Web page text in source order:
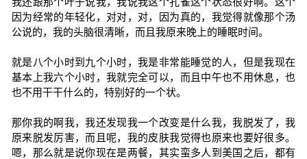
因为经常的年轻化，对对，对，因为真的，我觉得就像那个汤
公说的，我的头脑很清晰，而且我原来晚上的睡眠时间。
就是八个小时到九个小时，我是非常能睡觉的人，但是我现在
基本上我六个小时，我就完全可以，而且中午也不用休息，也
也不用干干什么的，特别好的一个状。
那你我的啊我，我还发现我一个改变是什么我，我脱发了，我
原来脱发厉害，而且呢，我的皮肤我觉得也原来也要好很多。
嗯，那么就是说你现在是两餐，其实蛮多人到美国之后，都有